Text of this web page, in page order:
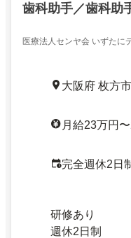
歯科助手／歯科助
医療法人センヤ会 いずたに
大阪府 枚方
月給23万円
完全週休2日
研修あり
週休2日制